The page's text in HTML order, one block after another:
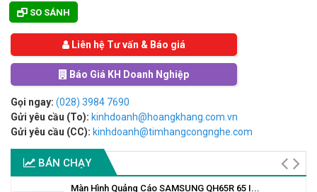
SO SÁNH
Liên hệ Tư vấn & Báo giá
Báo Giá KH Doanh Nghiệp
Gọi ngay: (028) 3984 7690
Gửi yêu cầu (To): kinhdoanh@hoangkhang.com.vn
Gửi yêu cầu (CC): kinhdoanh@timhangcongnghe.com
BÁN CHẠY
Màn Hình Quảng Cáo SAMSUNG QH65R 65 I...